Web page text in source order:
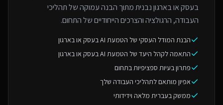
בעסק או בארגון נבנית מתוך הבנה עמוקה של תהליכי
העבודה, הרגולציה והצרכים הייחודיים של התחום.
הבנת המודל העסקי של הטמעת AI בעסק או בארגון
התאמה לקהל היעד של הטמעת AI בעסק או בארגון
פתרון בעיות ספציפיות בתחום
אפיון מותאם לתהליכי העבודה שלך
ממשק בעברית מלאה וידידותי